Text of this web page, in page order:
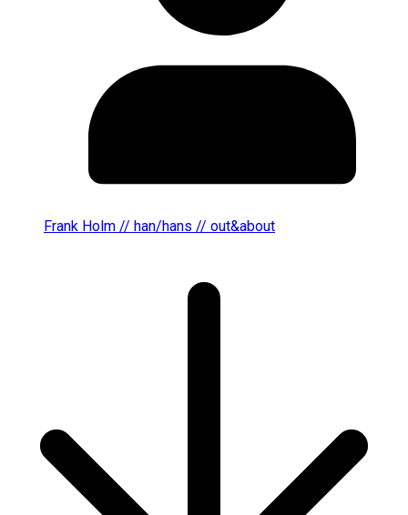
Frank Holm // han/hans // out&about